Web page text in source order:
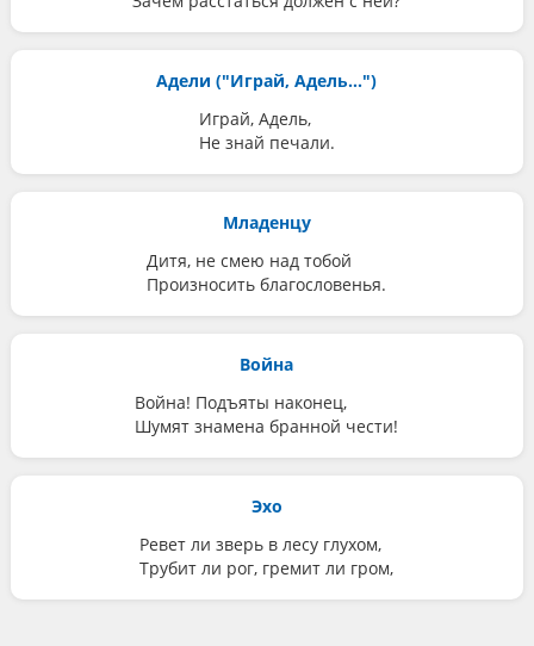
Адели ("Играй, Адель...")
Играй, Адель,
Не знай печали.
Младенцу
Дитя, не смею над тобой
Произносить благословенья.
Война
Война! Подъяты наконец,
Шумят знамена бранной чести!
Эхо
Ревет ли зверь в лесу глухом,
Трубит ли рог, гремит ли гром,